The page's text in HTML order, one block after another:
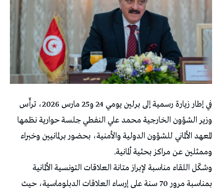
في إطار زيارة رسمية إلى برلين يومي 24 و25 مارس 2026، ترأّس
وزير الشؤون الخارجية محمد علي النفطي جلسة حوارية نظمها
المعهد الألماني للشؤون الدولية والأمنية، بحضور برلمانيين وخبراء
وممثلين عن مراكز بحثية ألمانية.
وشكّل اللقاء مناسبة لإبراز متانة العلاقات التونسية الألمانية
بمناسبة مرور 70 سنة على إرساء العلاقات الدبلوماسية، حيث